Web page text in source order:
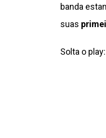
banda
suas
Solta o play: